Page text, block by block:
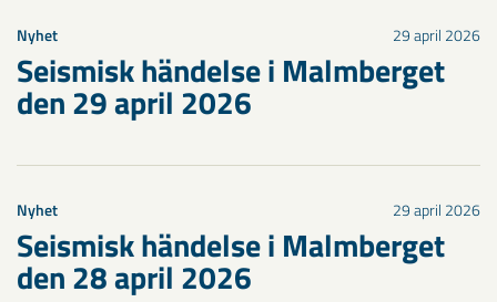
Nyhet 29 april 2026
Seismisk händelse i Malmberget
den 29 april 2026
Nyhet 29 april 2026
Seismisk händelse i Malmberget
den 28 april 2026